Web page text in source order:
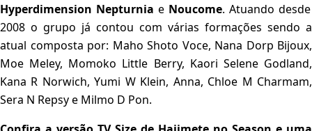
Hyperdimension Nepturnia e Noucome. Atuando desde
2008 o grupo já contou com várias formações sendo a
atual composta por: Maho Shoto Voce, Nana Dorp Bijoux,
Moe Meley, Momoko Little Berry, Kaori Selene Godland,
Kana R Norwich, Yumi W Klein, Anna, Chloe M Charmam,
Sera N Repsy e Milmo D Pon.